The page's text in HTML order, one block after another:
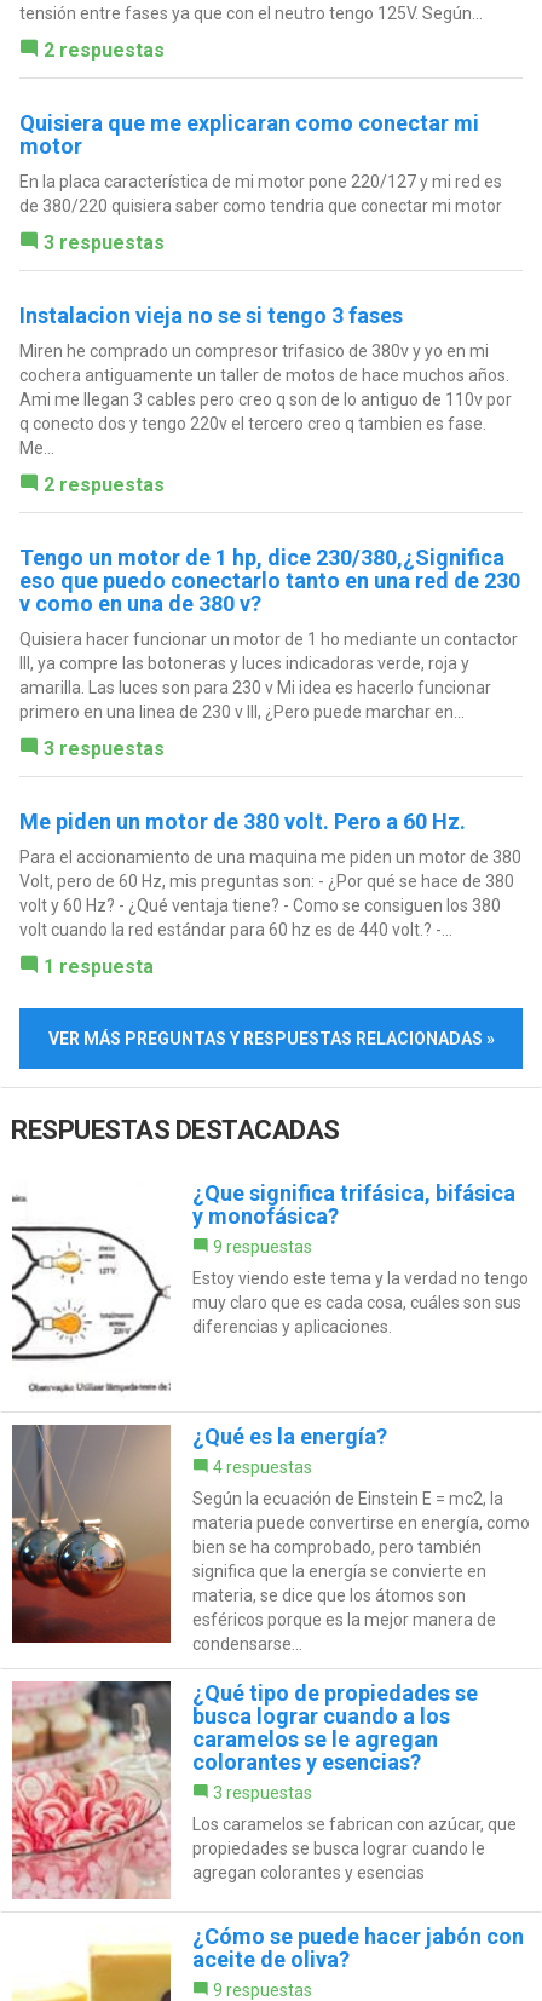
tensión entre fases ya que con el neutro tengo 125V. Según...
2 respuestas
Quisiera que me explicaran como conectar mi
motor
En la placa característica de mi motor pone 220/127 y mi red es
de 380/220 quisiera saber como tendria que conectar mi motor
3 respuestas
Instalacion vieja no se si tengo 3 fases
Miren he comprado un compresor trifasico de 380v y yo en mi
cochera antiguamente un taller de motos de hace muchos años.
Ami me llegan 3 cables pero creo q son de lo antiguo de 110v por
q conecto dos y tengo 220v el tercero creo q tambien es fase.
Me...
2 respuestas
Tengo un motor de 1 hp, dice 230/380,¿Significa
eso que puedo conectarlo tanto en una red de 230
v como en una de 380 v?
Quisiera hacer funcionar un motor de 1 ho mediante un contactor
III, ya compre las botoneras y luces indicadoras verde, roja y
amarilla. Las luces son para 230 v Mi idea es hacerlo funcionar
primero en una linea de 230 v III, ¿Pero puede marchar en...
3 respuestas
Me piden un motor de 380 volt. Pero a 60 Hz.
Para el accionamiento de una maquina me piden un motor de 380
Volt, pero de 60 Hz, mis preguntas son: - ¿Por qué se hace de 380
volt y 60 Hz? - ¿Qué ventaja tiene? - Como se consiguen los 380
volt cuando la red estándar para 60 hz es de 440 volt.? -...
1 respuesta
VER MÁS PREGUNTAS Y RESPUESTAS RELACIONADAS »
RESPUESTAS DESTACADAS
¿Que significa trifásica, bifásica
y monofásica?
9 respuestas
Estoy viendo este tema y la verdad no tengo
muy claro que es cada cosa, cuáles son sus
diferencias y aplicaciones.
¿Qué es la energía?
4 respuestas
Según la ecuación de Einstein E = mc2, la
materia puede convertirse en energía, como
bien se ha comprobado, pero también
significa que la energía se convierte en
materia, se dice que los átomos son
esféricos porque es la mejor manera de
condensarse...
¿Qué tipo de propiedades se
busca lograr cuando a los
caramelos se le agregan
colorantes y esencias?
3 respuestas
Los caramelos se fabrican con azúcar, que
propiedades se busca lograr cuando le
agregan colorantes y esencias
¿Cómo se puede hacer jabón con
aceite de oliva?
9 respuestas